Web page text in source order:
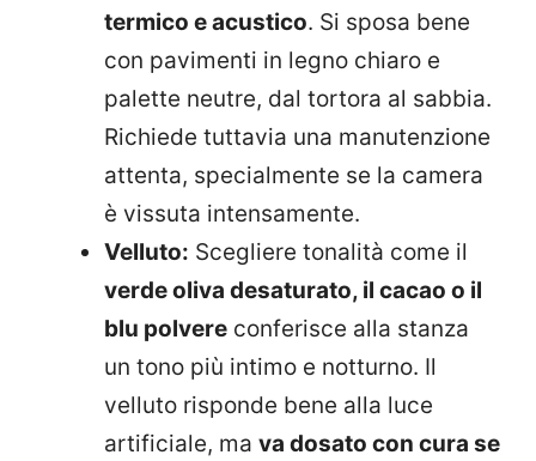
termico e acustico. Si sposa bene
con pavimenti in legno chiaro e
palette neutre, dal tortora al sabbia.
Richiede tuttavia una manutenzione
attenta, specialmente se la camera
è vissuta intensamente.
Velluto: Scegliere tonalità come il
verde oliva desaturato, il cacao o il
blu polvere conferisce alla stanza
un tono più intimo e notturno. Il
velluto risponde bene alla luce
artificiale, ma va dosato con cura se